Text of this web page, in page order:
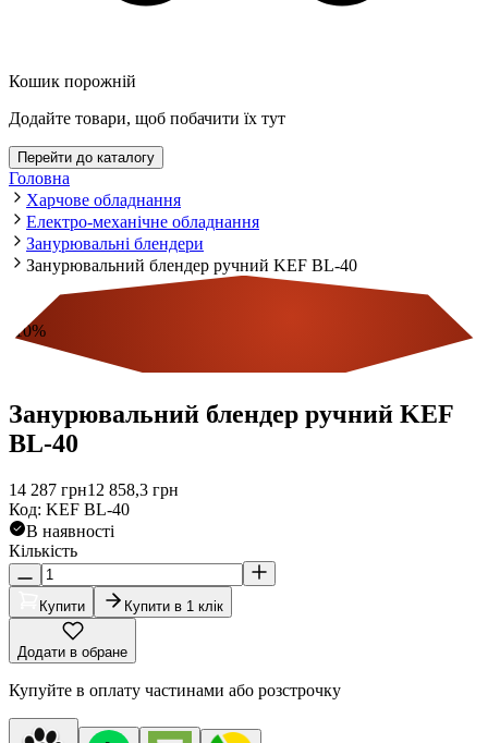
Кошик порожній
Додайте товари, щоб побачити їх тут
Перейти до каталогу
Головна
Харчове обладнання
Електро-механічне обладнання
Занурювальні блендери
Занурювальний блендер ручний KEF BL-40
10%
Занурювальний блендер ручний KEF
BL-40
14 287 грн12 858,3 грн
Код: KEF BL-40
В наявності
Кількість
Купити Купити в 1 клік
Додати в обране
Купуйте в оплату частинами або розстрочку